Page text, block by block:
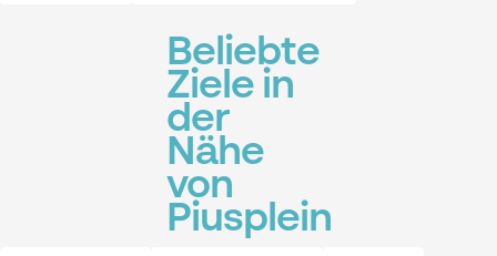
Beliebte
Ziele in
der
Nähe
von
Piusplein